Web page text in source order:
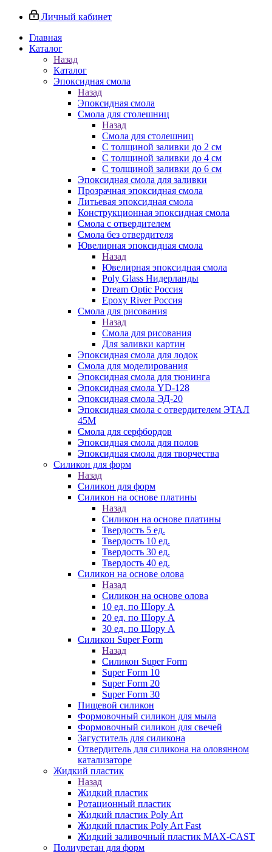
Личный кабинет
Главная
Каталог
Назад
Каталог
Эпоксидная смола
Назад
Эпоксидная смола
Смола для столешниц
Назад
Смола для столешниц
С толщиной заливки до 2 см
С толщиной заливки до 4 см
С толщиной заливки до 6 см
Эпоксидная смола для заливки
Прозрачная эпоксидная смола
Литьевая эпоксидная смола
Конструкционная эпоксидная смола
Смола с отвердителем
Смола без отвердителя
Ювелирная эпоксидная смола
Назад
Ювелирная эпоксидная смола
Poly Glass Нидерланды
Dream Optic Россия
Epoxy River Россия
Смола для рисования
Назад
Смола для рисования
Для заливки картин
Эпоксидная смола для лодок
Смола для моделирования
Эпоксидная смола для тюнинга
Эпоксидная смола YD-128
Эпоксидная смола ЭД-20
Эпоксидная смола с отвердителем ЭТАЛ
45М
Смола для серфбордов
Эпоксидная смола для полов
Эпоксидная смола для творчества
Силикон для форм
Назад
Силикон для форм
Силикон на основе платины
Назад
Силикон на основе платины
Твердость 5 ед.
Твердость 10 ед.
Твердость 30 ед.
Твердость 40 ед.
Силикон на основе олова
Назад
Силикон на основе олова
10 ед. по Шору А
20 ед. по Шору А
30 ед. по Шору А
Силикон Super Form
Назад
Силикон Super Form
Super Form 10
Super Form 20
Super Form 30
Пищевой силикон
Формовочный силикон для мыла
Формовочный силикон для свечей
Загуститель для силикона
Отвердитель для силикона на оловянном
катализаторе
Жидкий пластик
Назад
Жидкий пластик
Ротационный пластик
Жидкий пластик Poly Art
Жидкий пластик Poly Art Fast
Жидкий заливочный пластик MAX-CAST
Полиуретан для форм